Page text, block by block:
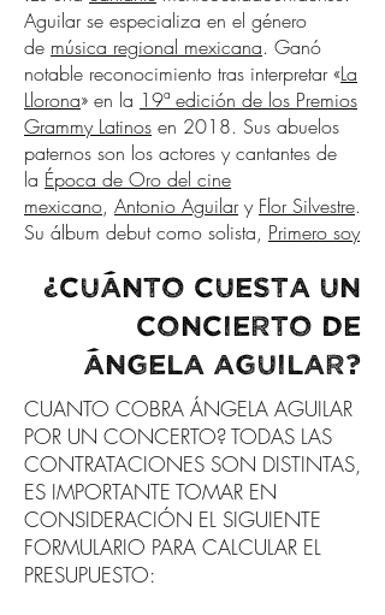
Aguilar se especializa en el género
de música regional mexicana. Ganó
notable reconocimiento tras interpretar «La
Llorona» en la 19ª edición de los Premios
Grammy Latinos en 2018. Sus abuelos
paternos son los actores y cantantes de
la Época de Oro del cine
mexicano, Antonio Aguilary Flor Silvestre.​
Su álbum debut como solista, Primero soy
¿Cuánto cUESTA UN
concierto DE
Ángela Aguilar?
CUANTO COBRA ÁNGELA AGUILAR
POR UN CONCERTO? TODAS LAS
CONTRATACIONES SON DISTINTAS,
ES IMPORTANTE TOMAR EN
CONSIDERACIÓN EL SIGUIENTE
FORMULARIO PARA CALCULAR EL
PRESUPUESTO: